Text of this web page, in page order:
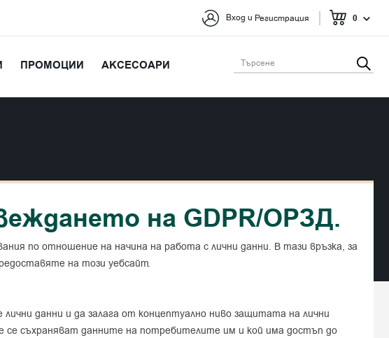
Вход и Регистрация 0
ПРОМОЦИИ АКСЕСОАРИ
на GDPR/ОРЗД.
по отношение на начина на работа с лични данни. В тази връзка, за
на този уебсайт.
данни и да залага от концептуално ниво защитата на лични
съхраняват данните на потребителите им и кой има достъп до